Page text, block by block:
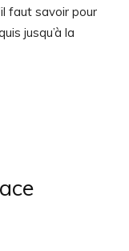
faut savoir pour
jusqu’à la